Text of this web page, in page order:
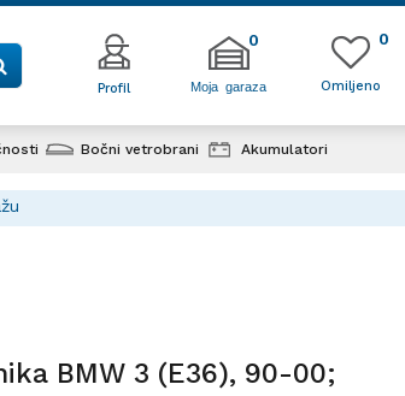
Profil Moja garaza
0
Omiljeno
0
Bočni vetrobrani Akumulatori
BMW 3 (E36), 90-00;